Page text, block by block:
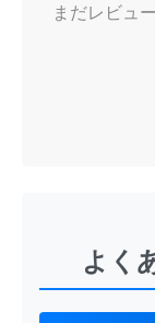
まだレビュ
よく